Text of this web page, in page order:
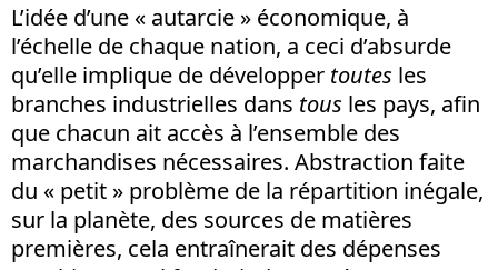
L’idée d’une « autarcie » économique, à
l’échelle de chaque nation, a ceci d’absurde
qu’elle implique de développer toutes les
branches industrielles dans tous les pays, afin
que chacun ait accès à l’ensemble des
marchandises nécessaires. Abstraction faite
du « petit » problème de la répartition inégale,
sur la planète, des sources de matières
premières, cela entraînerait des dépenses